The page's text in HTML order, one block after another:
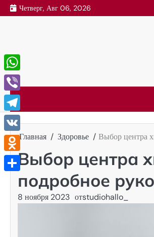
Перейти
к
Четверг, Авг 06, 2026
Главная Здоровье Выбор центра
Выбор центра
подробное
8 ноября 2023 отstudiohallo_
WhatsApp
Viber
Telegram
VK
Odnoklassniki
Отправить